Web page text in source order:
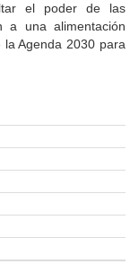
el poder de las
a una alimentación
Agenda 2030 para